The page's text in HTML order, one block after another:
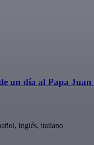
un día al Papa
Inglés, italiano